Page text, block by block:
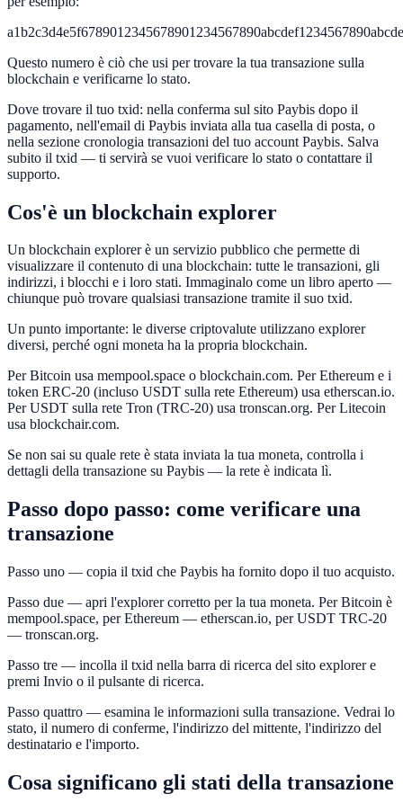
Questo numero è ciò che usi per trovare la tua transazione sulla
blockchain e verificarne lo stato.
Dove trovare il tuo txid: nella conferma sul sito Paybis dopo il
pagamento, nell'email di Paybis inviata alla tua casella di posta, o
nella sezione cronologia transazioni del tuo account Paybis. Salva
subito il txid — ti servirà se vuoi verificare lo stato o contattare il
supporto.
Cos'è un blockchain explorer
Un blockchain explorer è un servizio pubblico che permette di
visualizzare il contenuto di una blockchain: tutte le transazioni, gli
indirizzi, i blocchi e i loro stati. Immaginalo come un libro aperto —
chiunque può trovare qualsiasi transazione tramite il suo txid.
Un punto importante: le diverse criptovalute utilizzano explorer
diversi, perché ogni moneta ha la propria blockchain.
Per Bitcoin usa mempool.space o blockchain.com. Per Ethereum e i
token ERC-20 (incluso USDT sulla rete Ethereum) usa etherscan.io.
Per USDT sulla rete Tron (TRC-20) usa tronscan.org. Per Litecoin
usa blockchair.com.
Se non sai su quale rete è stata inviata la tua moneta, controlla i
dettagli della transazione su Paybis — la rete è indicata lì.
Passo dopo passo: come verificare una
transazione
Passo uno — copia il txid che Paybis ha fornito dopo il tuo acquisto.
Passo due — apri l'explorer corretto per la tua moneta. Per Bitcoin è
mempool.space, per Ethereum — etherscan.io, per USDT TRC-20
— tronscan.org.
Passo tre — incolla il txid nella barra di ricerca del sito explorer e
premi Invio o il pulsante di ricerca.
Passo quattro — esamina le informazioni sulla transazione. Vedrai lo
stato, il numero di conferme, l'indirizzo del mittente, l'indirizzo del
destinatario e l'importo.
Cosa significano gli stati della transazione